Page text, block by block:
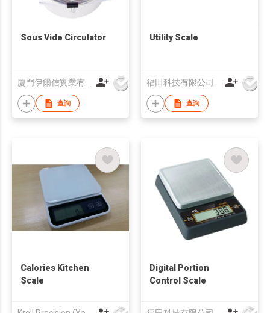
Sous Vide Circulator
查詢
Utility Scale
福田科技有限公司
查詢
Calories Kitchen
Scale
Digital Portion
Control Scale